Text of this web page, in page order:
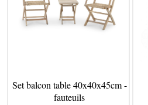
Set balcon table 40x40x45cm -
fauteuils